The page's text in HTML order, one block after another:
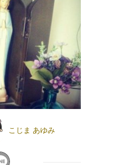
こじま あゆみ